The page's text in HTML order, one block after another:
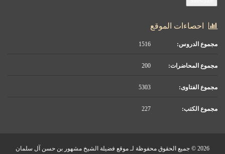
احصاءات الموقع
مجموع الدروس:
مجموع المحاضرات:
مجموع الفتاوى:
مجموع الكتب:
2026 © جميع الحقوق محفوظة لـ موقع فضيلة الشيخ مشهور بن حسن آل سلمان